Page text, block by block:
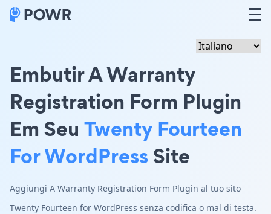
Embutir A Warranty
Registration Form Plugin
Em Seu Twenty Fourteen
For WordPressSite
Aggiungi A Warranty Registration Form Plugin al tuo sito
Twenty Fourteen for WordPress senza codifica o mal di testa.